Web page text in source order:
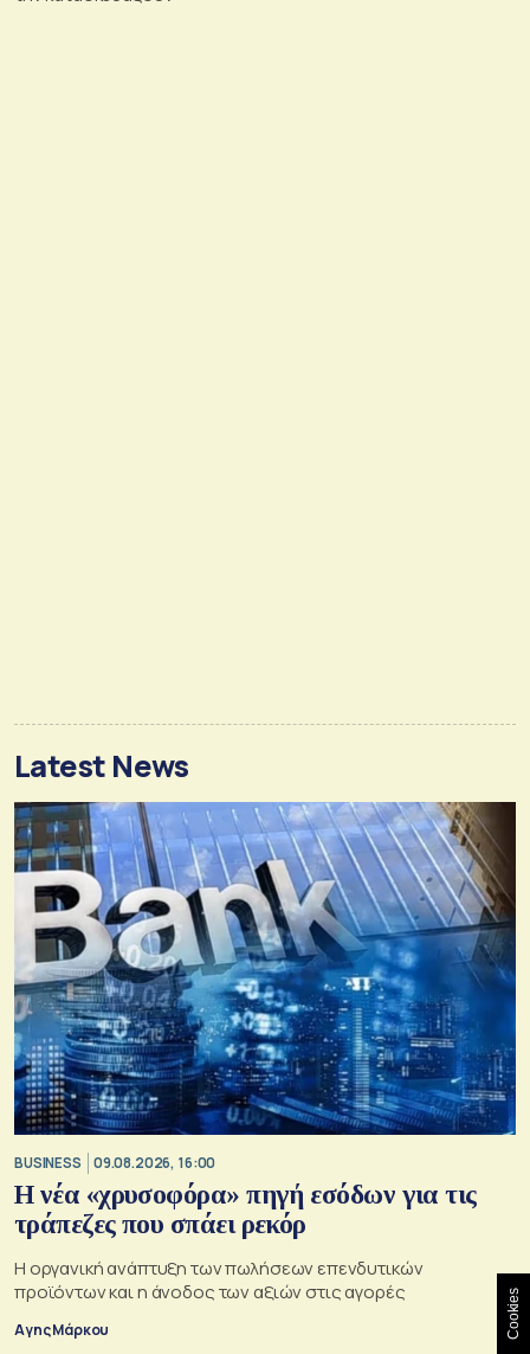
Latest News
BUSINESS 09.08.2026, 16:00
Η νέα «χρυσοφόρα» πηγή εσόδων για τις
τράπεζες που σπάει ρεκόρ
Η οργανική ανάπτυξη των πωλήσεων επενδυτικών
προϊόντων και η άνοδος των αξιών στις αγορές
Αγης Μάρκου Cookies